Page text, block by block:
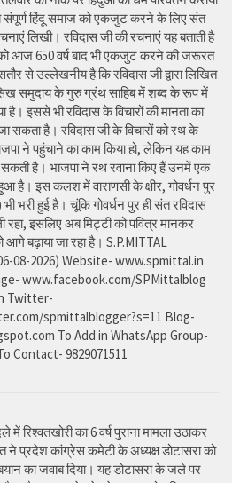
संपूर्ण हिंदू समाज को एकजुट करने के लिए संत
लिखी। रविदास जी की रचनाएं यह बताती है
आज 650 वर्ष बाद भी एकजुट करने की जरूरत
से उल्लेखनीय है कि रविदास जी द्वारा लिखित
सिख समुदाय के गुरु ग्रंथ साहिब में शब्द के रूप में
है। इससे भी रविदास के विचारों की मानता का
सकता है। रविदास जी के विचारों को रथ के
ने पहुंचाने का काम किया हो, लेकिन यह काम
है। भाजपा ने रथ रवाना किए हैं उनमें एक
है। इस कलश में वाराणसी के क्षीर, गोवर्धन पुर
भरी हुई है। चूंकि गोवर्धन पुर ही संत रविदास
रहा, इसलिए अब मिट्टी को पवित्र मानकर
आगे बढ़ाया जा रहा है। S.P.MITTAL
08-2026) Website- www.spmittal.in
www.facebook.com/SPMittalblog
Twitter-
spmittalblogger?s=11 Blog-
To Add in WhatsApp Group-
Contact- 9829071511
में रिश्वतखोरी का 6 वर्ष पुराना मामला उठाकर
ने प्रदेश कांग्रेस कमेटी के अध्यक्ष डोटासरा को
का जवाब दिया। यह डोटासरा के जले पर